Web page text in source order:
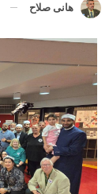
هانى صلاح